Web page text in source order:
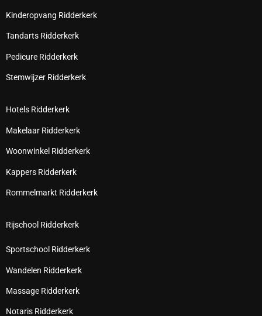
Kinderopvang Ridderkerk
Tandarts Ridderkerk
Pedicure Ridderkerk
Stemwijzer Ridderkerk
Hotels Ridderkerk
Makelaar Ridderkerk
Woonwinkel Ridderkerk
Kappers Ridderkerk
Rommelmarkt Ridderkerk
Rijschool Ridderkerk
Sportschool Ridderkerk
Wandelen Ridderkerk
Massage Ridderkerk
Notaris Ridderkerk